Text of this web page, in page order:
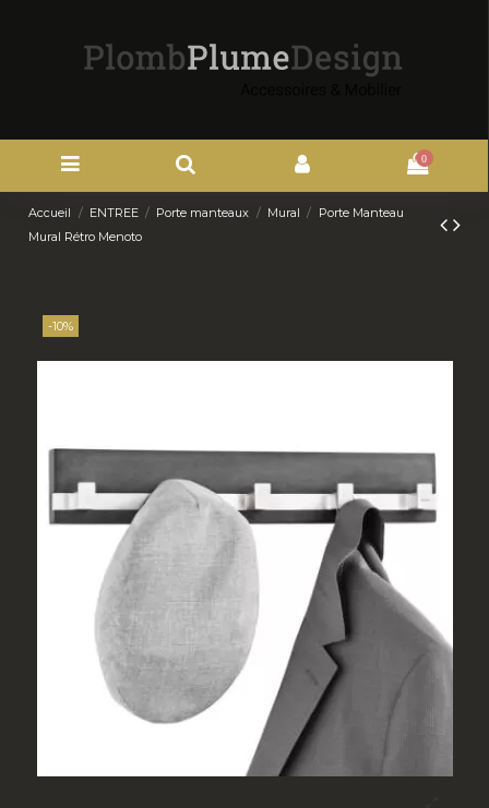
0
Accueil ENTREE Porte manteaux Mural
Porte Manteau
Mural Rétro Menoto
-10%